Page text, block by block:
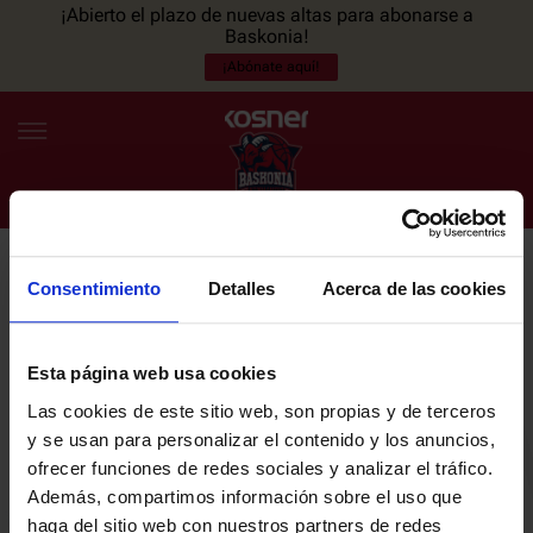
Consentimiento Detalles Acerca de las cookies
Esta página web usa cookies
Las cookies de este sitio web, son propias y de terceros
y se usan para personalizar el contenido y los anuncios,
ofrecer funciones de redes sociales y analizar el tráfico.
Además, compartimos información sobre el uso que
haga del sitio web con nuestros partners de redes
¡Abierto el plazo de nuevas altas para abonarse a
Baskonia!
¡Abónate aquí!
ES EU
NOTICIAS
PLANTILLA
ENTRADAS
NEWSLETTER
últimas noticias y promociones del club.
Email
He leído y acepto laPolítica de privacidaddel SASKI BASKONIA